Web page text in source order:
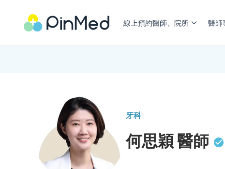
線上預約醫師、院所 醫師
牙科
何思穎醫師